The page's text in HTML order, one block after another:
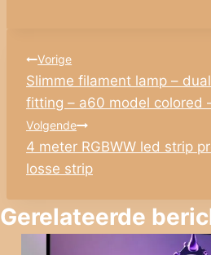
Bericht
navigatie
Vorige
Slimme filament lamp –
fitting – a60 model colored
Volgende
4 meter RGBWW led strip
losse strip
Gerelateerde